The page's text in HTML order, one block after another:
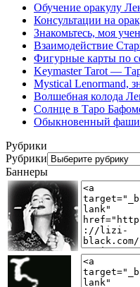
Обучение оракулу
Консультации на
Знакомьтесь, моя
Взаимодействие
Фигурные карты по
Keymaster Tarot —
Mystical Lenormand,
Волшебная колода
Солнце в Таро
Обыкновенный
Рубрики
Рубрики
Баннеры